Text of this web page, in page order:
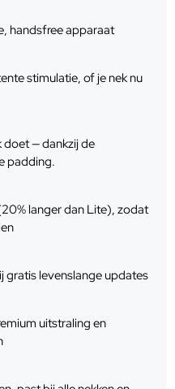
handsfree apparaat
stimulatie, of je nek nu
— dankzij de
padding.
langer dan Lite), zodat
gratis levenslange updates
uitstraling en